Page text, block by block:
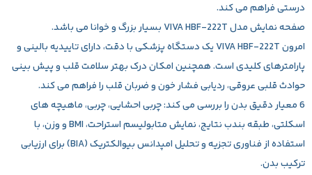
درستی فراهم می کند.
صفحه نمایش مدل VIVA HBF-222T بسیار بزرگ و خوانا می باشد.
امرون VIVA HBF-222T یک دستگاه پزشکی با دقت، دارای تاییدیه بالینی و
پارامترهای کلیدی است. همچنین امکان درک بهتر سلامت قلب و پیش بینی
حوادث قلبی عروقی، ردیابی فشار خون و ضربان قلب را فراهم می کند.
6 معیار دقیق بدن را بررسی می کند: چربی احشایی، چربی، ماهیچه های
اسکلتی، طبقه بندب نتایج، نمایش متابولیسم استراحت، BMI و وزن، با
استفاده از فناوری تجزیه و تحلیل امپدانس بیوالکتریک (BIA) برای ارزیابی
ترکیب بدن.